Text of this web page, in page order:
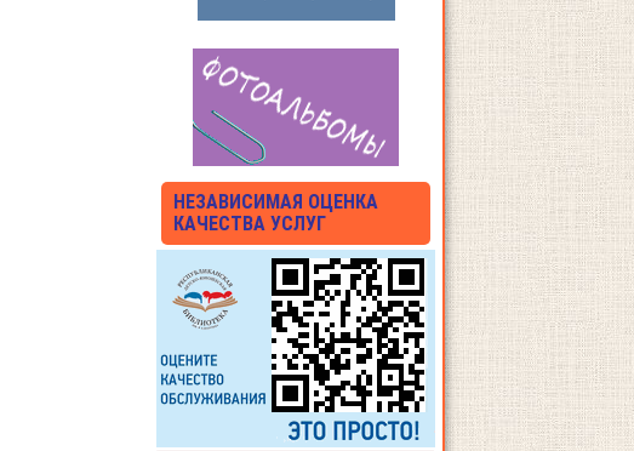
НЕЗАВИСИМАЯ ОЦЕНКА
КАЧЕСТВА УСЛУГ